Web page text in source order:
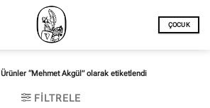
ÇOCUK
Ürünler “Mehmet Akgül” olarak etiketlendi
FILTRELE